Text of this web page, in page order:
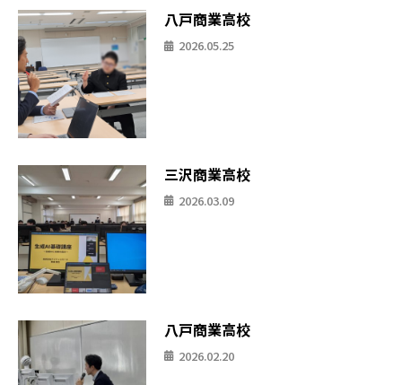
八戸商業高校
2026.05.25
三沢商業高校
2026.03.09
八戸商業高校
2026.02.20